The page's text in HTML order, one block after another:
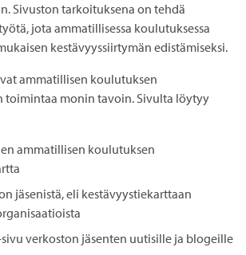
Sivuston tarkoituksena on tehdä
jota ammatillisessa koulutuksessa
kestävyyssiirtymän edistämiseksi.
ammatillisen koulutuksen
toimintaa monin tavoin. Sivulta löytyy
ammatillisen koulutuksen
jäsenistä, eli kestävyystiekarttaan
verkoston jäsenten uutisille ja blogeille